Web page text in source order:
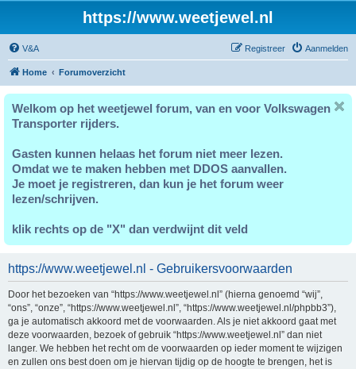
https://www.weetjewel.nl
V&A Aanmelden
Registreer
Home Forumoverzicht
Welkom op het weetjewel forum, van en voor Volkswagen
Transporter rijders.
Gasten kunnen helaas het forum niet meer lezen.
Omdat we te maken hebben met DDOS aanvallen.
Je moet je registreren, dan kun je het forum weer
lezen/schrijven.
klik rechts op de "X" dan verdwijnt dit veld
https://www.weetjewel.nl - Gebruikersvoorwaarden
Door het bezoeken van “https://www.weetjewel.nl” (hierna genoemd “wij”,
“ons”, “onze”, “https://www.weetjewel.nl”, “https://www.weetjewel.nl/phpbb3”),
ga je automatisch akkoord met de voorwaarden. Als je niet akkoord gaat met
deze voorwaarden, bezoek of gebruik “https://www.weetjewel.nl” dan niet
langer. We hebben het recht om de voorwaarden op ieder moment te wijzigen
en zullen ons best doen om je hiervan tijdig op de hoogte te brengen, het is